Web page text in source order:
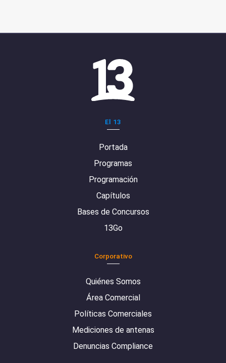
El 13
Portada
Programas
Programación
Capítulos
Bases de Concursos
13Go
Corporativo
Quiénes Somos
Área Comercial
Políticas Comerciales
Mediciones de antenas
Denuncias Compliance